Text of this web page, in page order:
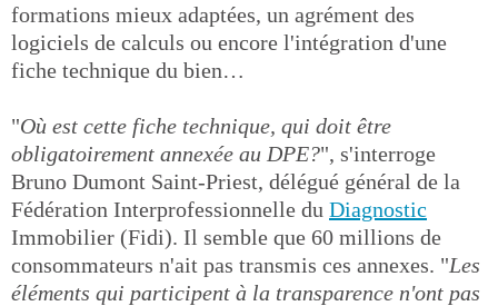
formations mieux adaptées, un agrément des
logiciels de calculs ou encore l'intégration d'une
fiche technique du bien…
"Où est cette fiche technique, qui doit être
obligatoirement annexée au DPE?", s'interroge
Bruno Dumont Saint-Priest, délégué général de la
Fédération Interprofessionnelle du Diagnostic
Immobilier (Fidi). Il semble que 60 millions de
consommateurs n'ait pas transmis ces annexes. "Les
éléments qui participent à la transparence n'ont pas